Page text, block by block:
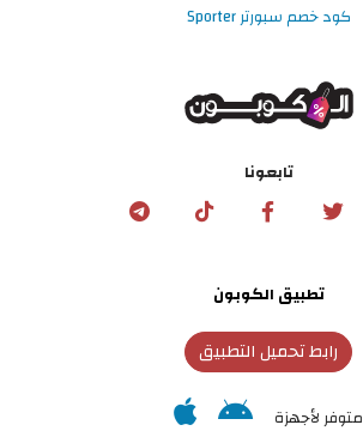
كود خصم سبورتر Sporter
تابعونا
تطبيق الكوبون
رابط تحميل التطبيق
متوفر لأجهزة